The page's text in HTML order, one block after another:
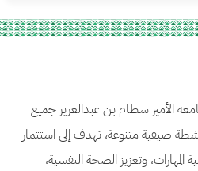
الأمير سطام بن عبدالعزيز جميع
صيفية متنوعة، تهدف إلى استثمار
المهارات، وتعزيز الصحة النفسية،